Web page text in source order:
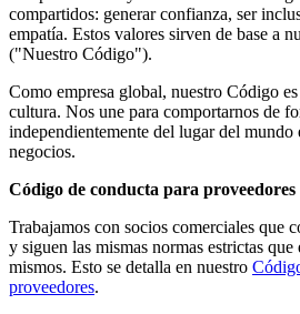
compartidos: generar confianza, ser
empatía. Estos valores sirven de base a
("Nuestro Código").
Como empresa global, nuestro Código
cultura. Nos une para comportarnos de
independientemente del lugar del mundo
negocios.
Código de conducta para proveedores
Trabajamos con socios comerciales que
y siguen las mismas normas estrictas que
mismos. Esto se detalla en nuestro
proveedores.